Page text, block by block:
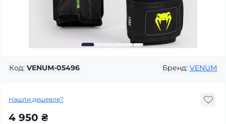
Код: VENUM-05496 Бренд: VENUM
Нашли дешевле?
4 950 ₴